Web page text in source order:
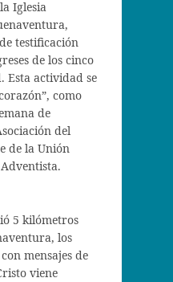
Iglesia
testificación
de los cinco
Esta actividad se
como
de
del
de la Unión
5 kilómetros
los
mensajes de
viene